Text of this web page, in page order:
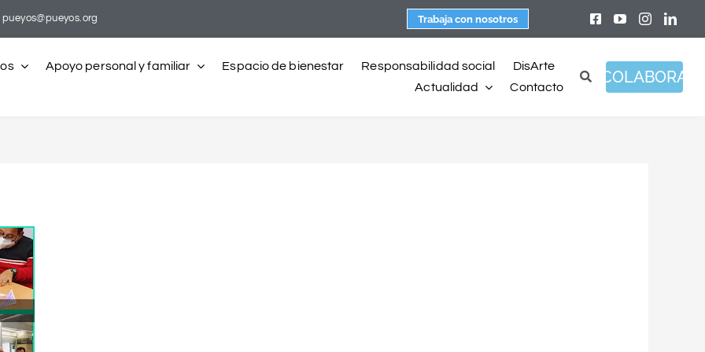
pueyos@pueyos.org Trabaja con nosotros
Apoyo personal y familiar Espacio de bienestar Responsabilidad social
DisArte
Actualidad
Contacto
COLABORA